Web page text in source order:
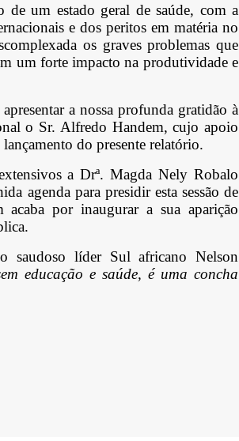
de um estado geral de saúde, com a
e dos peritos em matéria no
os graves problemas que
um forte impacto na produtividade e
a nossa profunda gratidão à
o Sr. Alfredo Handem, cujo apoio
do presente relatório.
a Drª. Magda Nely Robalo
agenda para presidir esta sessão de
por inaugurar a sua aparição
saudoso líder Sul africano Nelson
educação e saúde, é uma concha